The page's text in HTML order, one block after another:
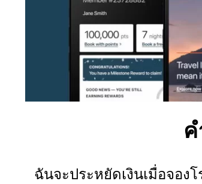
ค
ฉันจะประหยัดเงินเมื่อจอง